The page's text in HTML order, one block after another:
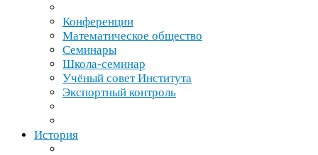
Конференции
Математическое общество
Семинары
Школа-​семинар
Учёный совет Института
Экспортный контроль
История